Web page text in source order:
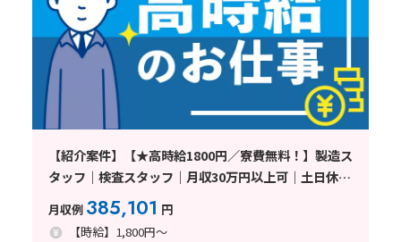
【紹介案件】【★高時給1800円／寮費無料！】製造ス
タッフ｜検査スタッフ｜月収30万円以上可｜土日休み
｜長期連休あり｜未経験者歓迎｜正社員登用制度あり
〈群馬県太田市〉
月収例 385,101 円
【時給】1,800円～